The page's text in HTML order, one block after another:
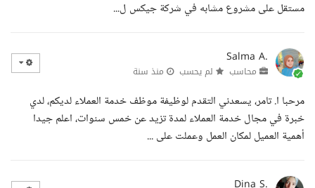
مستقل على مشروع مشابه في شركة جيكس ل...
Salma A.
محاسب لم يحسب منذ سنة
مرحبا ا. تامر، يسعدني التقدم لوظيفة موظف خدمة العملاء لديكم، لدي
خبرة في مجال خدمة العملاء لمدة تزيد عن خمس سنوات، اعلم جيدا
أهمية العميل لمكان العمل وعملت على ...
Dina S.